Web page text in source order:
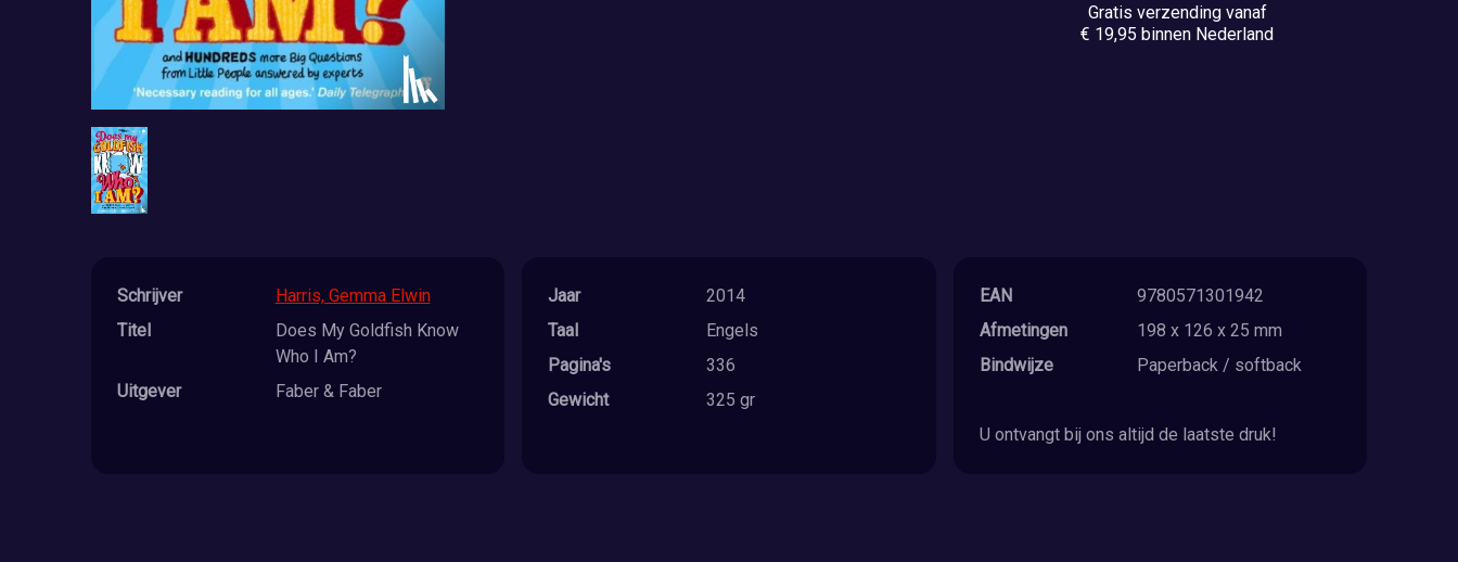
Gratis verzending vanaf
€ 19,95 binnen Nederland
Schrijver
Harris, Gemma Elwin
Titel
Does My Goldfish Know
Who I Am?
Uitgever
Faber & Faber
Jaar
2014
Taal
Engels
Pagina's
336
Gewicht
325 gr
EAN
9780571301942
Afmetingen
198 x 126 x 25 mm
Bindwijze
Paperback / softback
U ontvangt bij ons altijd de laatste druk!